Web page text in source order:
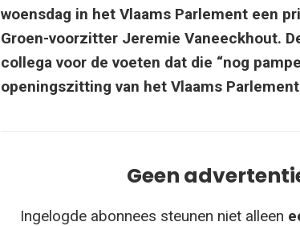
woensdag in het Vlaams Parlement een
Groen-voorzitter Jeremie Vaneeckhout.
collega voor de voeten dat die “nog
openingszitting van het Vlaams
Geen
Ingelogde abonnees steunen niet alleen